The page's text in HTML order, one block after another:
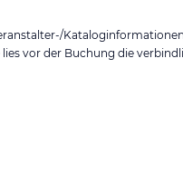
vor der Buchung die